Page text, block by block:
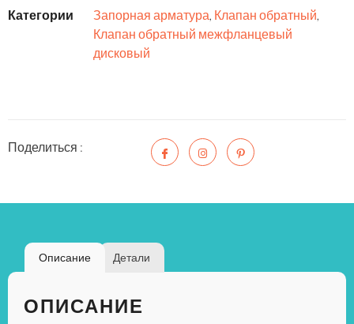
Категории
Запорная арматура Клапан обратный
Клапан обратный межфланцевый
дисковый
Поделиться :
Описание Детали
ОПИСАНИЕ